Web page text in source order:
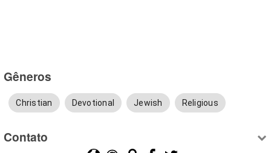
Gêneros
Christian Devotional Jewish Religious
Contato